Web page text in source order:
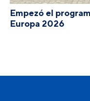
Empezó el
Europa 2026